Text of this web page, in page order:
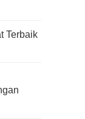
Terbaik